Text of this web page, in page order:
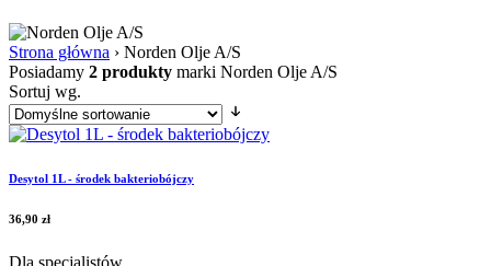
Strona główna › Norden Olje A/S
Posiadamy 2 produkty marki Norden Olje A/S
Sortuj wg.
Desytol 1L - środek bakteriobójczy
36,90 zł
Dla specjalistów